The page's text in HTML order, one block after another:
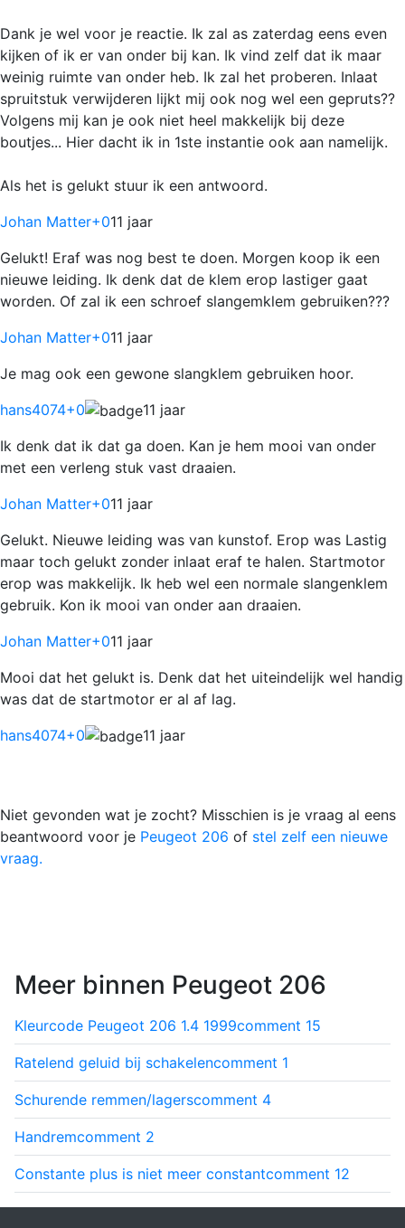
Dank je wel voor je reactie. Ik zal as zaterdag eens even
kijken of ik er van onder bij kan. Ik vind zelf dat ik maar
weinig ruimte van onder heb. Ik zal het proberen. Inlaat
spruitstuk verwijderen lijkt mij ook nog wel een gepruts??
Volgens mij kan je ook niet heel makkelijk bij deze
boutjes... Hier dacht ik in 1ste instantie ook aan namelijk.
Als het is gelukt stuur ik een antwoord.
Johan Matter+011 jaar
Gelukt! Eraf was nog best te doen. Morgen koop ik een
nieuwe leiding. Ik denk dat de klem erop lastiger gaat
worden. Of zal ik een schroef slangemklem gebruiken???
Johan Matter+011 jaar
Je mag ook een gewone slangklem gebruiken hoor.
hans4074+0
11 jaar
Ik denk dat ik dat ga doen. Kan je hem mooi van onder
met een verleng stuk vast draaien.
Johan Matter+011 jaar
Gelukt. Nieuwe leiding was van kunstof. Erop was Lastig
maar toch gelukt zonder inlaat eraf te halen. Startmotor
erop was makkelijk. Ik heb wel een normale slangenklem
gebruik. Kon ik mooi van onder aan draaien.
Johan Matter+011 jaar
Mooi dat het gelukt is. Denk dat het uiteindelijk wel handig
was dat de startmotor er al af lag.
hans4074+0 11 jaar
Niet gevonden wat je zocht? Misschien is je vraag al eens
beantwoord voor je Peugeot 206 of stel zelf een nieuwe
vraag.
Meer binnen Peugeot 206
Kleurcode Peugeot 206 1.4 1999comment 15
Ratelend geluid bij schakelencomment 1
Schurende remmen/lagerscomment 4
Handremcomment 2
Constante plus is niet meer constantcomment 12